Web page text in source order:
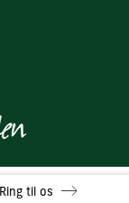
Ring til os